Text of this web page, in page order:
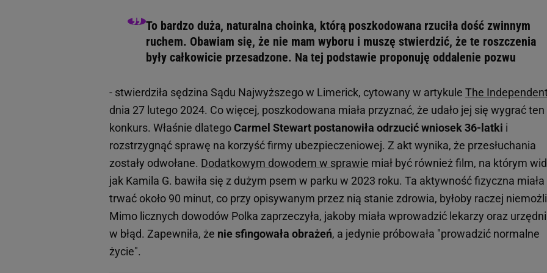
To bardzo duża, naturalna choinka, którą poszkodowana rzuciła dość zwinnym
ruchem. Obawiam się, że nie mam wyboru i muszę stwierdzić, że te roszczenia
były całkowicie przesadzone. Na tej podstawie proponuję oddalenie pozwu
- stwierdziła sędzina Sądu Najwyższego w Limerick, cytowany w artykule The
dnia 27 lutego 2024. Co więcej, poszkodowana miała przyznać, że udało jej się wygrać ten
konkurs. Właśnie dlategoCarmel Stewart postanowiła odrzucić wniosek 36-latki i
rozstrzygnąć sprawę na korzyść firmy ubezpieczeniowej. Z akt wynika, że przesłuchania
zostały odwołane. Dodatkowym dowodem w sprawie miał być również film, na którym
jak Kamila G. bawiła się z dużym psem w parku w 2023 roku. Ta aktywność fizyczna miała
trwać około 90 minut, co przy opisywanym przez nią stanie zdrowia, byłoby raczej
Mimo licznych dowodów Polka zaprzeczyła, jakoby miała wprowadzić lekarzy oraz
w błąd. Zapewniła, że nie sfingowała obrażeń, a jedynie próbowała "prowadzić normalne
życie".